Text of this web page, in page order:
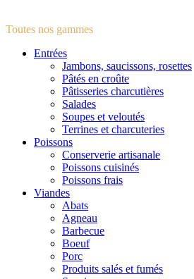
Toutes nos gammes
Entrées
Jambons, saucissons, rosettes
Pâtés en croûte
Pâtisseries charcutières
Salades
Soupes et veloutés
Terrines et charcuteries
Poissons
Conserverie artisanale
Poissons cuisinés
Poissons frais
Viandes
Abats
Agneau
Barbecue
Boeuf
Porc
Produits salés et fumés